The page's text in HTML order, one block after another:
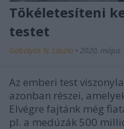
Tökéletesíteni
testet
Göbölyös N. László • 2020. május
Az emberi test
azonban részei,
Elvégre fajtánk még
pl. a medúzák 500